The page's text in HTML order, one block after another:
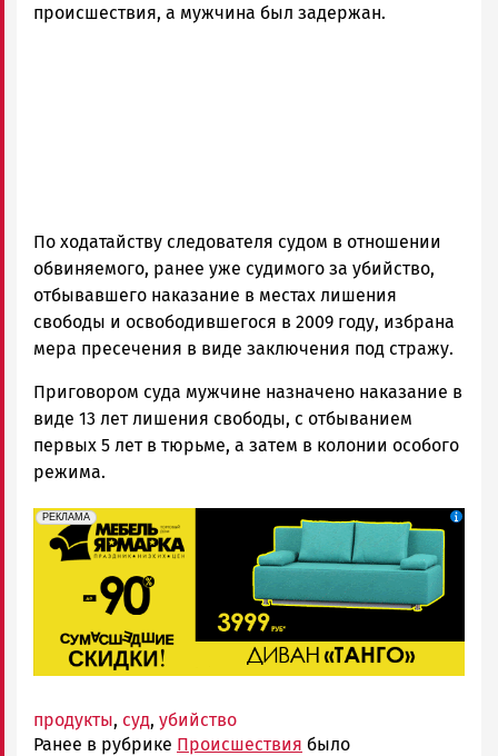
происшествия, а мужчина был задержан.
По ходатайству следователя судом в отношении
обвиняемого, ранее уже судимого за убийство,
отбывавшего наказание в местах лишения
свободы и освободившегося в 2009 году, избрана
мера пресечения в виде заключения под стражу.
Приговором суда мужчине назначено наказание в
виде 13 лет лишения свободы, с отбыванием
первых 5 лет в тюрьме, а затем в колонии особого
режима.
erid: 2SDnjeFymr3
РЕКЛАМА
Реклама
продукты, суд, убийство
Ранее в рубрике Происшествия было